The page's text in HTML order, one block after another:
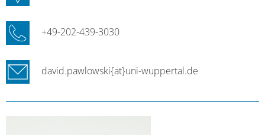
+49-202-439-3030
david.pawlowski{at}uni-wuppertal.de